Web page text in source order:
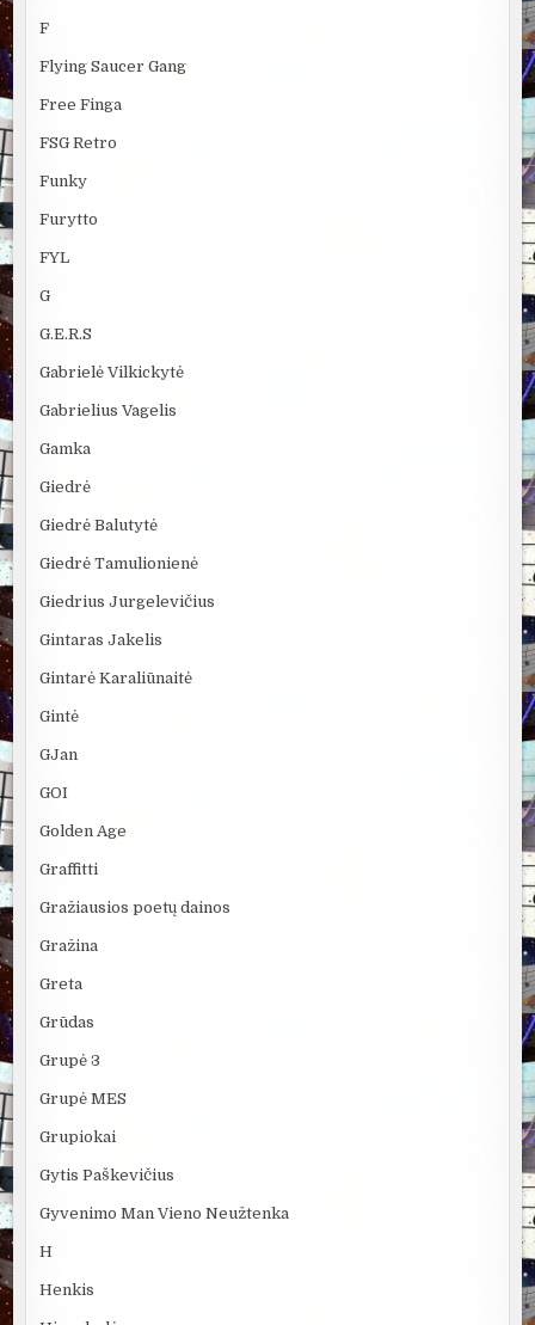
F
Flying Saucer Gang
Free Finga
FSG Retro
Funky
Furytto
FYL
G
G.E.R.S
Gabrielė Vilkickytė
Gabrielius Vagelis
Gamka
Giedrė
Giedrė Balutytė
Giedrė Tamulionienė
Giedrius Jurgelevičius
Gintaras Jakelis
Gintarė Karaliūnaitė
Gintė
GJan
GOI
Golden Age
Graffitti
Gražiausios poetų dainos
Gražina
Greta
Grūdas
Grupė 3
Grupė MES
Grupiokai
Gytis Paškevičius
Gyvenimo Man Vieno Neužtenka
H
Henkis